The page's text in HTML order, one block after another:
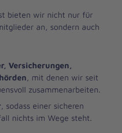
bieten wir nicht nur für
an, sondern auch
Versicherungen,
, mit denen wir seit
zusammenarbeiten.
, sodass einer sicheren
nichts im Wege steht.